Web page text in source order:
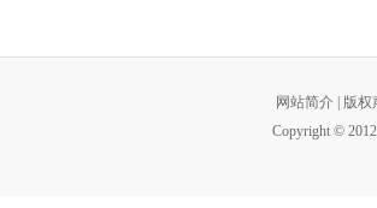
网站简介
版权
Copyright ©